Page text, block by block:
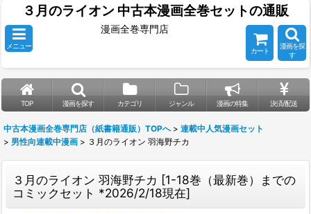
３月のライオン 中古本漫画全巻セットの通販
メニュー
漫画全巻専門店
カート
漫画を探
す
TOP 漫画を探す カテゴリ ジャンル 漫画の特集 決済/配送
中古本漫画全巻専門店（紙書籍通販）TOPへ > 連載中人気漫画セット
> 男性向連載中漫画 > ３月のライオン 羽海野チカ
３月のライオン 羽海野チカ [1-18巻（最新巻）までの
コミックセット *2026/2/18現在]